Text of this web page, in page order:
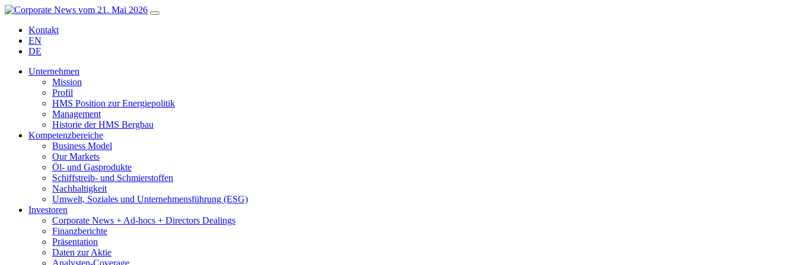
Kontakt
EN
DE
Unternehmen
Mission
Profil
HMS Position zur Energiepolitik
Management
Historie der HMS Bergbau
Kompetenzbereiche
Business Model
Our Markets
Öl- und Gasprodukte
Schiffstreib- und Schmierstoffen
Nachhaltigkeit
Umwelt, Soziales und Unternehmensführung (ESG)
Investoren
Corporate News + Ad-hocs + Directors Dealings
Finanzberichte
Präsentation
Daten zur Aktie
Analysten-Coverage